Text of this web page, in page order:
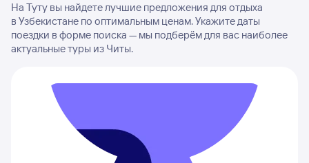
На Туту вы найдете лучшие предложения для отдыха
в Узбекистане по оптимальным ценам. Укажите даты
поездки в форме поиска — мы подберём для вас наиболее
актуальные туры из Читы.